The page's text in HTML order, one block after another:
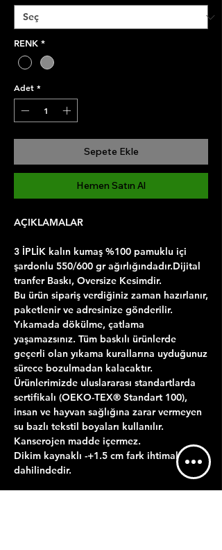
RENK *
Adet *
Sepete Ekle
Hemen Satın Al
AÇIKLAMALAR
3 İPLİK kalın kumaş %100 pamuklu içi
şardonlu 550/600 gr ağırlığındadır.Dijital
tranfer Baskı, Oversize Kesimdir.
Bu ürün sipariş verdiğiniz zaman hazırlanır,
paketlenir ve adresinize gönderilir.
Yıkamada dökülme, çatlama
yaşamazsınız. Tüm baskılı ürünlerde
geçerli olan yıkama kurallarına uyduğunuz
sürece bozulmadan kalacaktır.
Ürünlerimizde uluslararası standartlarda
sertifikalı (OEKO-TEX® Standart 100),
insan ve hayvan sağlığına zarar vermeyen
su bazlı tekstil boyaları kullanılır.
Kanserojen madde içermez.
Dikim kaynaklı -+1.5 cm fark ihtimal
dahilindedir.